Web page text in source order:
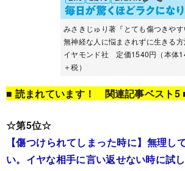
みさきじゅり著『とても傷つきや
無神経な人に悩まされずに生きる
イヤモンド社 定価1540円（本体
＋税）
■ 読まれています！ 関連記事ベスト5
☆第5位☆
【傷つけられてしまった時に】無理し
い。イヤな相手に言い返せない時に試